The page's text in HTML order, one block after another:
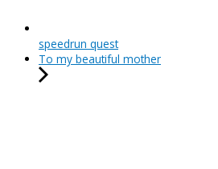
speedrun quest
To my beautiful mother